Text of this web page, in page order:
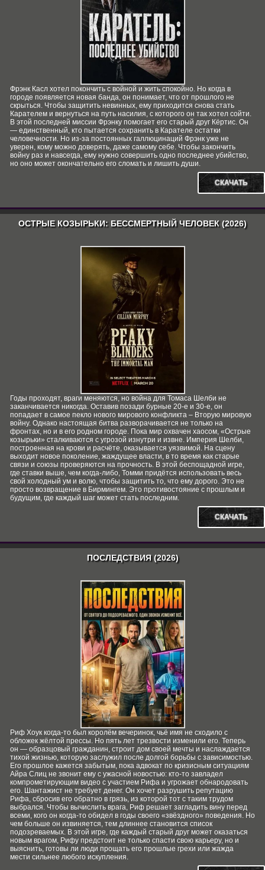
Фрэнк Касл хотел покончить с войной и жить спокойно. Но когда в
городе появляется новая банда, он понимает, что от прошлого не
скрыться. Чтобы защитить невинных, ему приходится снова стать
Карателем и вернуться на путь насилия, с которого он так хотел сойти.
В этой последней миссии Фрэнку помогает его старый друг Кёртис. Он
— единственный, кто пытается сохранить в Карателе остатки
человечности. Но из-за постоянных галлюцинаций Фрэнк уже не
уверен, кому можно доверять, даже самому себе. Чтобы закончить
войну раз и навсегда, ему нужно совершить одно последнее убийство,
но оно может окончательно его сломать и лишить души.
СКАЧАТЬ
ОСТРЫЕ КОЗЫРЬКИ: БЕССМЕРТНЫЙ ЧЕЛОВЕК (2026)
Годы проходят, враги меняются, но война для Томаса Шелби не
заканчивается никогда. Оставив позади бурные 20-е и 30-е, он
попадает в самое пекло нового мирового конфликта – Вторую мировую
войну. Однако настоящая битва разворачивается не только на
фронтах, но и в его родном городе. Пока мир охвачен хаосом, «Острые
козырьки» сталкиваются с угрозой изнутри и извне. Империя Шелби,
построенная на крови и расчёте, оказывается уязвимой. На сцену
выходит новое поколение, жаждущее власти, в то время как старые
связи и союзы проверяются на прочность. В этой беспощадной игре,
где ставки выше, чем когда-либо, Томми придётся использовать весь
свой холодный ум и волю, чтобы защитить то, что ему дорого. Это не
просто возвращение в Бирмингем. Это противостояние с прошлым и
будущим, где каждый шаг может стать последним.
СКАЧАТЬ
ПОСЛЕДСТВИЯ (2026)
Риф Хоук когда-то был королём вечеринок, чьё имя не сходило с
обложек жёлтой прессы. Но пять лет трезвости изменили его. Теперь
он — образцовый гражданин, строит дом своей мечты и наслаждается
тихой жизнью, которую заслужил после долгой борьбы с зависимостью.
Его прошлое кажется забытым, пока адвокат по кризисным ситуациям
Айра Слиц не звонит ему с ужасной новостью: кто-то завладел
компрометирующим видео с участием Рифа и угрожает обнародовать
его. Шантажист не требует денег. Он хочет разрушить репутацию
Рифа, сбросив его обратно в грязь, из которой тот с таким трудом
выбрался. Чтобы вычислить врага, Риф решает загладить вину перед
всеми, кого он когда-то обидел в годы своего «звёздного» поведения. Но
чем больше он извиняется, тем длиннее становится список
подозреваемых. В этой игре, где каждый старый друг может оказаться
новым врагом, Рифу предстоит не только спасти свою карьеру, но и
выяснить, готовы ли люди прощать его прошлые грехи или жажда
мести сильнее любого искупления.